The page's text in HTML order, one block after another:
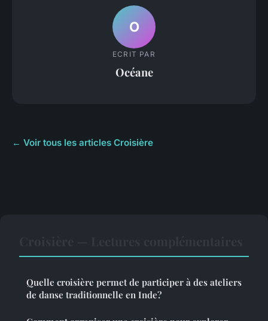
O
ECRIT PAR
Océane
← Voir tous les articles Croisière
Quelle croisière permet de participer à des ateliers
de danse traditionnelle en Inde?